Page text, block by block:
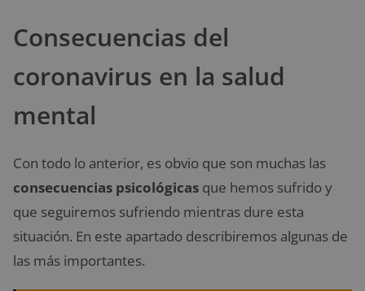
Consecuencias del
coronavirus en la salud
mental
Con todo lo anterior, es obvio que son muchas las
consecuencias psicológicas que hemos sufrido y
que seguiremos sufriendo mientras dure esta
situación. En este apartado describiremos algunas de
las más importantes.